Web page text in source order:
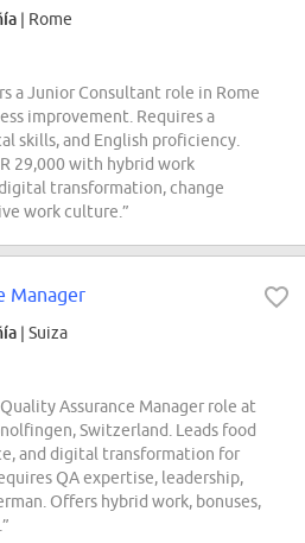
| Rome
a Junior Consultant role in Rome
improvement. Requires a
skills, and English proficiency.
29,000 with hybrid work
transformation, change
work culture.”
Manager
| Suiza
Assurance Manager role at
Switzerland. Leads food
and digital transformation for
QA expertise, leadership,
Offers hybrid work, bonuses,